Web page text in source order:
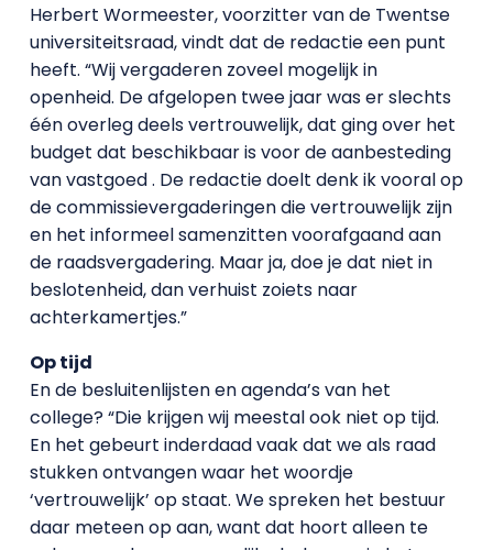
Herbert Wormeester, voorzitter van de Twentse
universiteitsraad, vindt dat de redactie een punt
heeft. “Wij vergaderen zoveel mogelijk in
openheid. De afgelopen twee jaar was er slechts
één overleg deels vertrouwelijk, dat ging over het
budget dat beschikbaar is voor de aanbesteding
van vastgoed . De redactie doelt denk ik vooral op
de commissievergaderingen die vertrouwelijk zijn
en het informeel samenzitten voorafgaand aan
de raadsvergadering. Maar ja, doe je dat niet in
beslotenheid, dan verhuist zoiets naar
achterkamertjes.”
Op tijd
En de besluitenlijsten en agenda’s van het
college? “Die krijgen wij meestal ook niet op tijd.
En het gebeurt inderdaad vaak dat we als raad
stukken ontvangen waar het woordje
‘vertrouwelijk’ op staat. We spreken het bestuur
daar meteen op aan, want dat hoort alleen te